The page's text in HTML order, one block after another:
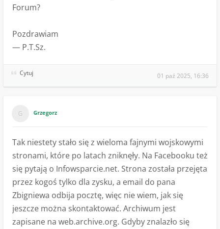
Forum?
Pozdrawiam
— P.T.Sz.
Cytuj 01 paź 2025, 16:36
Grzegorz
Tak niestety stało się z wieloma fajnymi wojskowymi
stronami, które po latach zniknęły. Na Facebooku też
się pytają o Infowsparcie.net. Strona została przejęta
przez kogoś tylko dla zysku, a email do pana
Zbigniewa odbija pocztę, więc nie wiem, jak się
jeszcze można skontaktować. Archiwum jest
zapisane na web.archive.org. Gdyby znalazło się